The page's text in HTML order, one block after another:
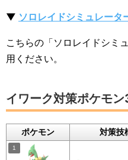
▼ ソロレイドシミュレータ
こちらの「ソロレイドシミ
用ください。
イワーク対策ポケモ
ポケモン 対策技